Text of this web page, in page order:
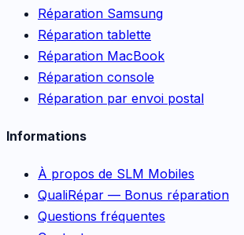
Réparation Samsung
Réparation tablette
Réparation MacBook
Réparation console
Réparation par envoi postal
Informations
À propos de SLM Mobiles
QualiRépar — Bonus réparation
Questions fréquentes